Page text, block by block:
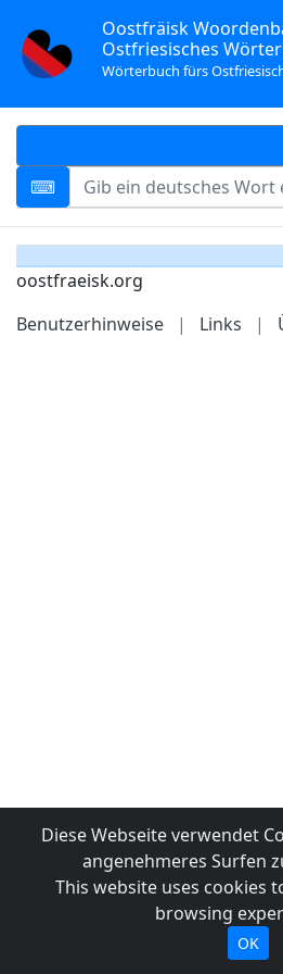
Oostfräisk
Ostfriesisches
Wörterbuch fürs
oostfraeisk.org
Benutzerhinweise
| Links |
Diese Webseite verwendet
angenehmeres Surfen
This website uses cookies
browsing
OK